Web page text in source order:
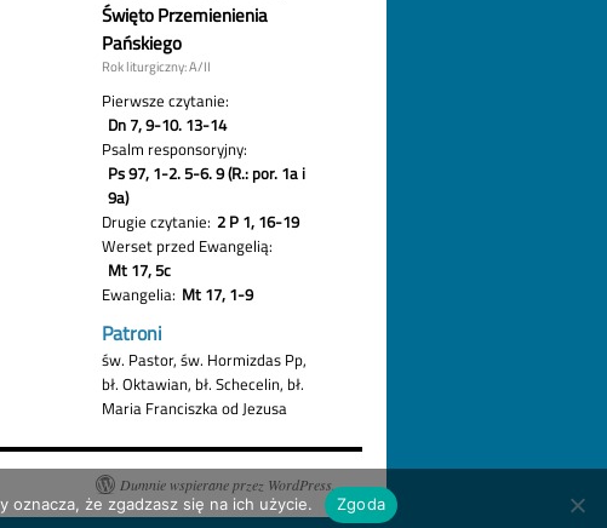
Dumnie wspierane przez WordPress.
oznacza, że zgadzasz się na ich użycie.
Zgoda